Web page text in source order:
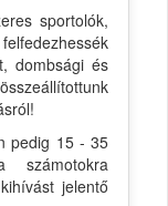
sportolók,
dombsági és
pedig 15 - 35
jelentő